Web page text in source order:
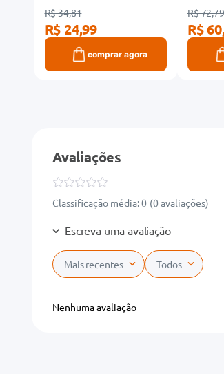
R$ 34,81
R$ 24,99
comprar agora
R$ 72,79
R$
Avaliações
Classificação média: 0 (0 avaliações)
Escreva uma avaliação
Adicionar avaliação
Mais recentes Todos
Nenhuma avaliação